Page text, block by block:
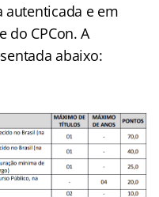
e em
do CPCon. A
abaixo: